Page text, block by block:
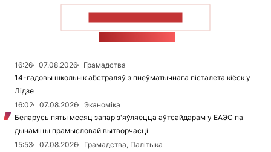
16:26 07.08.2026
Грамадства
14-гадовы школьнік абстраляў з пнеўматычнага пісталета кіёск у
Лідзе
16:02
07.08.2026
Эканоміка
Беларусь пяты месяц запар з'яўляецца аўтсайдарам у ЕАЭС па
дынаміцы прамысловай вытворчасці
15:53
07.08.2026
Грамадства, Палітыка